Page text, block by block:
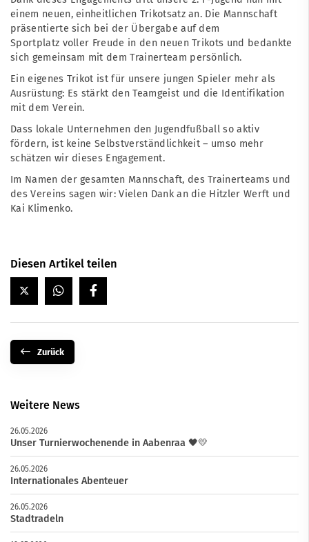
einem neuen, einheitlichen Trikotsatz an. Die Mannschaft
präsentierte sich bei der Übergabe auf dem
Sportplatz voller Freude in den neuen Trikots und bedankte
sich gemeinsam mit dem Trainerteam persönlich.
Ein eigenes Trikot ist für unsere jungen Spieler mehr als
Ausrüstung: Es stärkt den Teamgeist und die Identifikation
mit dem Verein.
Dass lokale Unternehmen den Jugendfußball so aktiv
fördern, ist keine Selbstverständlichkeit – umso mehr
schätzen wir dieses Engagement.
Im Namen der gesamten Mannschaft, des Trainerteams und
des Vereins sagen wir: Vielen Dank an die Hitzler Werft und
Kai Klimenko.
Diesen Artikel teilen
Zurück
Weitere News
26.05.2026
Unser Turnierwochenende in Aabenraa 🖤💛
26.05.2026
Internationales Abenteuer
26.05.2026
Stadtradeln